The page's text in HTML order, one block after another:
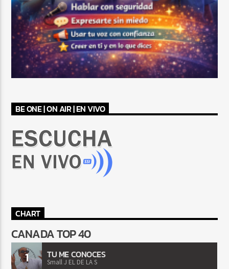
BE ONE | ON AIR | EN VIVO
CHART
CANADA TOP 40
1 TU ME CONOCES
Small J EL DE LA S